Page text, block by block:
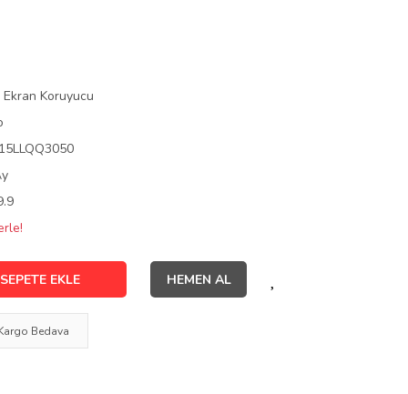
Ekran Koruyucu
SEPETE EKLE HEMEN AL
Bedava